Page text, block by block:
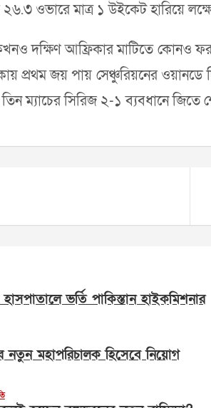
ওভারে মাত্র ১ উইকেট হারিয়ে
দক্ষিণ আফ্রিকার মাটিতে কোনও
জয় পায় সেঞ্চুরিয়নের ওয়ানডে
ম্যাচের সিরিজ ২-১ ব্যবধানে জিতে
হাসপাতালে ভর্তি পাকিস্তান হাইকমিশনার
নতুন মহাপরিচালক হিসেবে নিয়োগ